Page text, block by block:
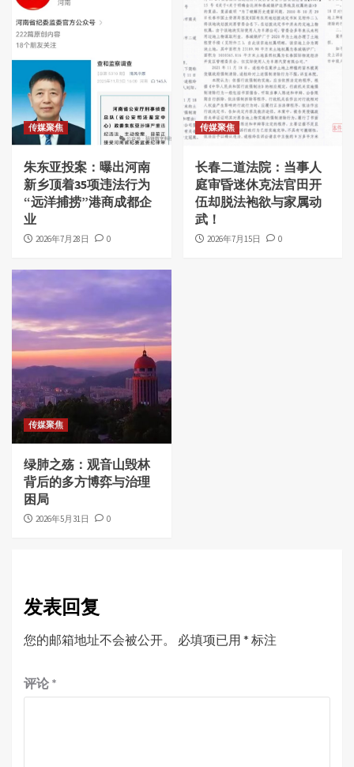
传媒聚焦
朱东亚投案：曝出河南
新乡顶着35项违法行为
“远洋捕捞”港商成都企
业
2026年7月28日 0
传媒聚焦
长春二道法院：当事人
庭审昏迷休克法官田开
伍却脱法袍欲与家属动
武！
2026年7月15日 0
传媒聚焦
绿肺之殇：观音山毁林
背后的多方博弈与治理
困局
2026年5月31日 0
发表回复
您的邮箱地址不会被公开。 必填项已用 * 标注
评论 *